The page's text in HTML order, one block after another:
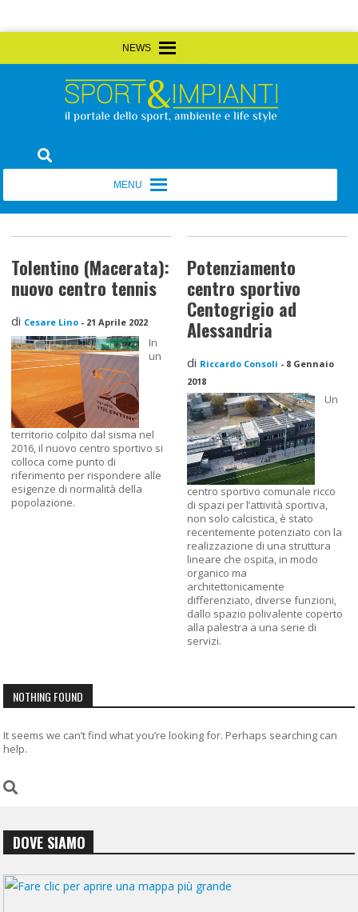
to
Sport&Impianti
Tolentino (Macerata):
nuovo centro tennis
di Cesare Lino - 21 Aprile 2022
In
un
territorio colpito dal sisma nel
2016, il nuovo centro sportivo si
colloca come punto di
riferimento per rispondere alle
esigenze di normalità della
popolazione.
Potenziamento
centro sportivo
Centogrigio ad
Alessandria
di Riccardo Consoli - 8 Gennaio
2018
Un
centro sportivo comunale ricco
di spazi per l’attività sportiva,
non solo calcistica, è stato
recentemente potenziato con la
realizzazione di una struttura
lineare che ospita, in modo
organico ma
architettonicamente
differenziato, diverse funzioni,
dallo spazio polivalente coperto
alla palestra a una serie di
servizi.
NOTHING FOUND
It seems we can’t find what you’re looking for. Perhaps searching can
help.
DOVE SIAMO